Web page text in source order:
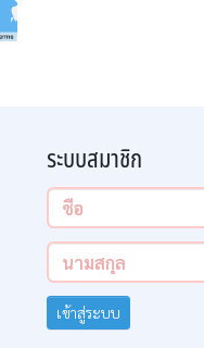
ระบบสมาชิก
เข้าสู่ระบบ